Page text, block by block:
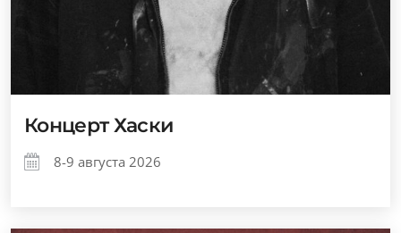
Концерт Хаски
8-9 августа 2026